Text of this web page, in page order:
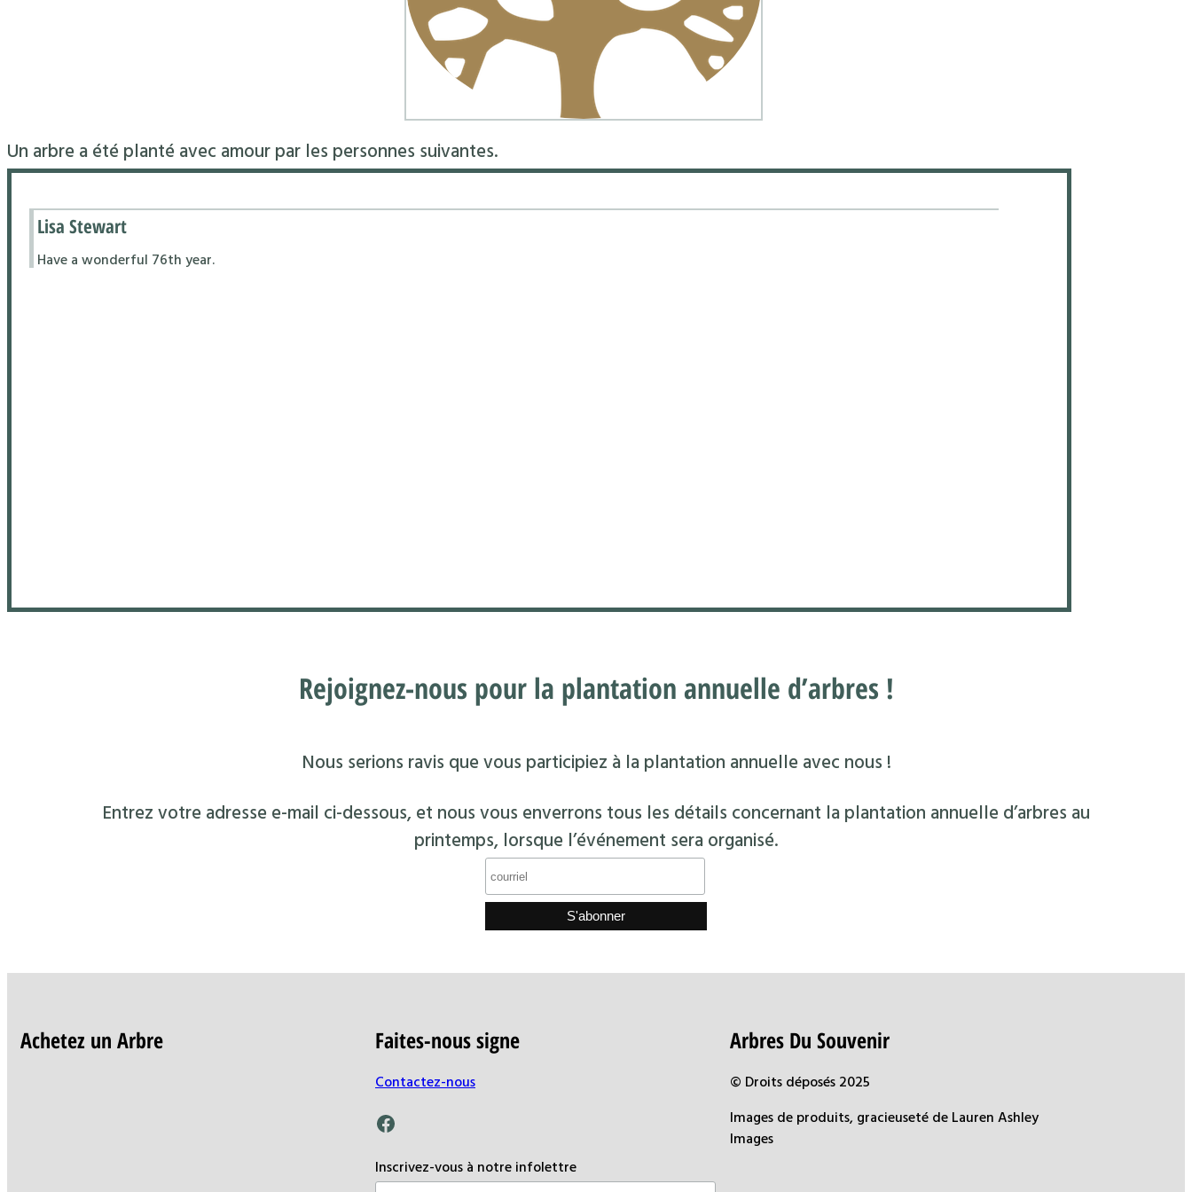
Un arbre a été planté avec amour par les personnes suivantes.
Lisa Stewart
Have a wonderful 76th year.
Rejoignez-nous pour la plantation annuelle d’arbres !
Nous serions ravis que vous participiez à la plantation annuelle avec nous !
Entrez votre adresse e-mail ci-dessous, et nous vous enverrons tous les détails concernant la plantation annuelle d’arbres au
printemps, lorsque l’événement sera organisé.
Achetez un Arbre Faites-nous signe
Contactez-nous
Facebook
Inscrivez-vous à notre infolettre
Arbres Du Souvenir
© Droits déposés 2025
Images de produits, gracieuseté de Lauren Ashley
Images